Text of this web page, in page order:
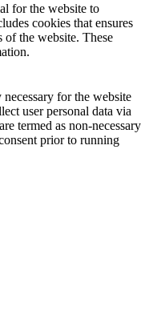
for the website to
cookies that ensures
of the website. These
for the website
user personal data via
termed as non-necessary
prior to running